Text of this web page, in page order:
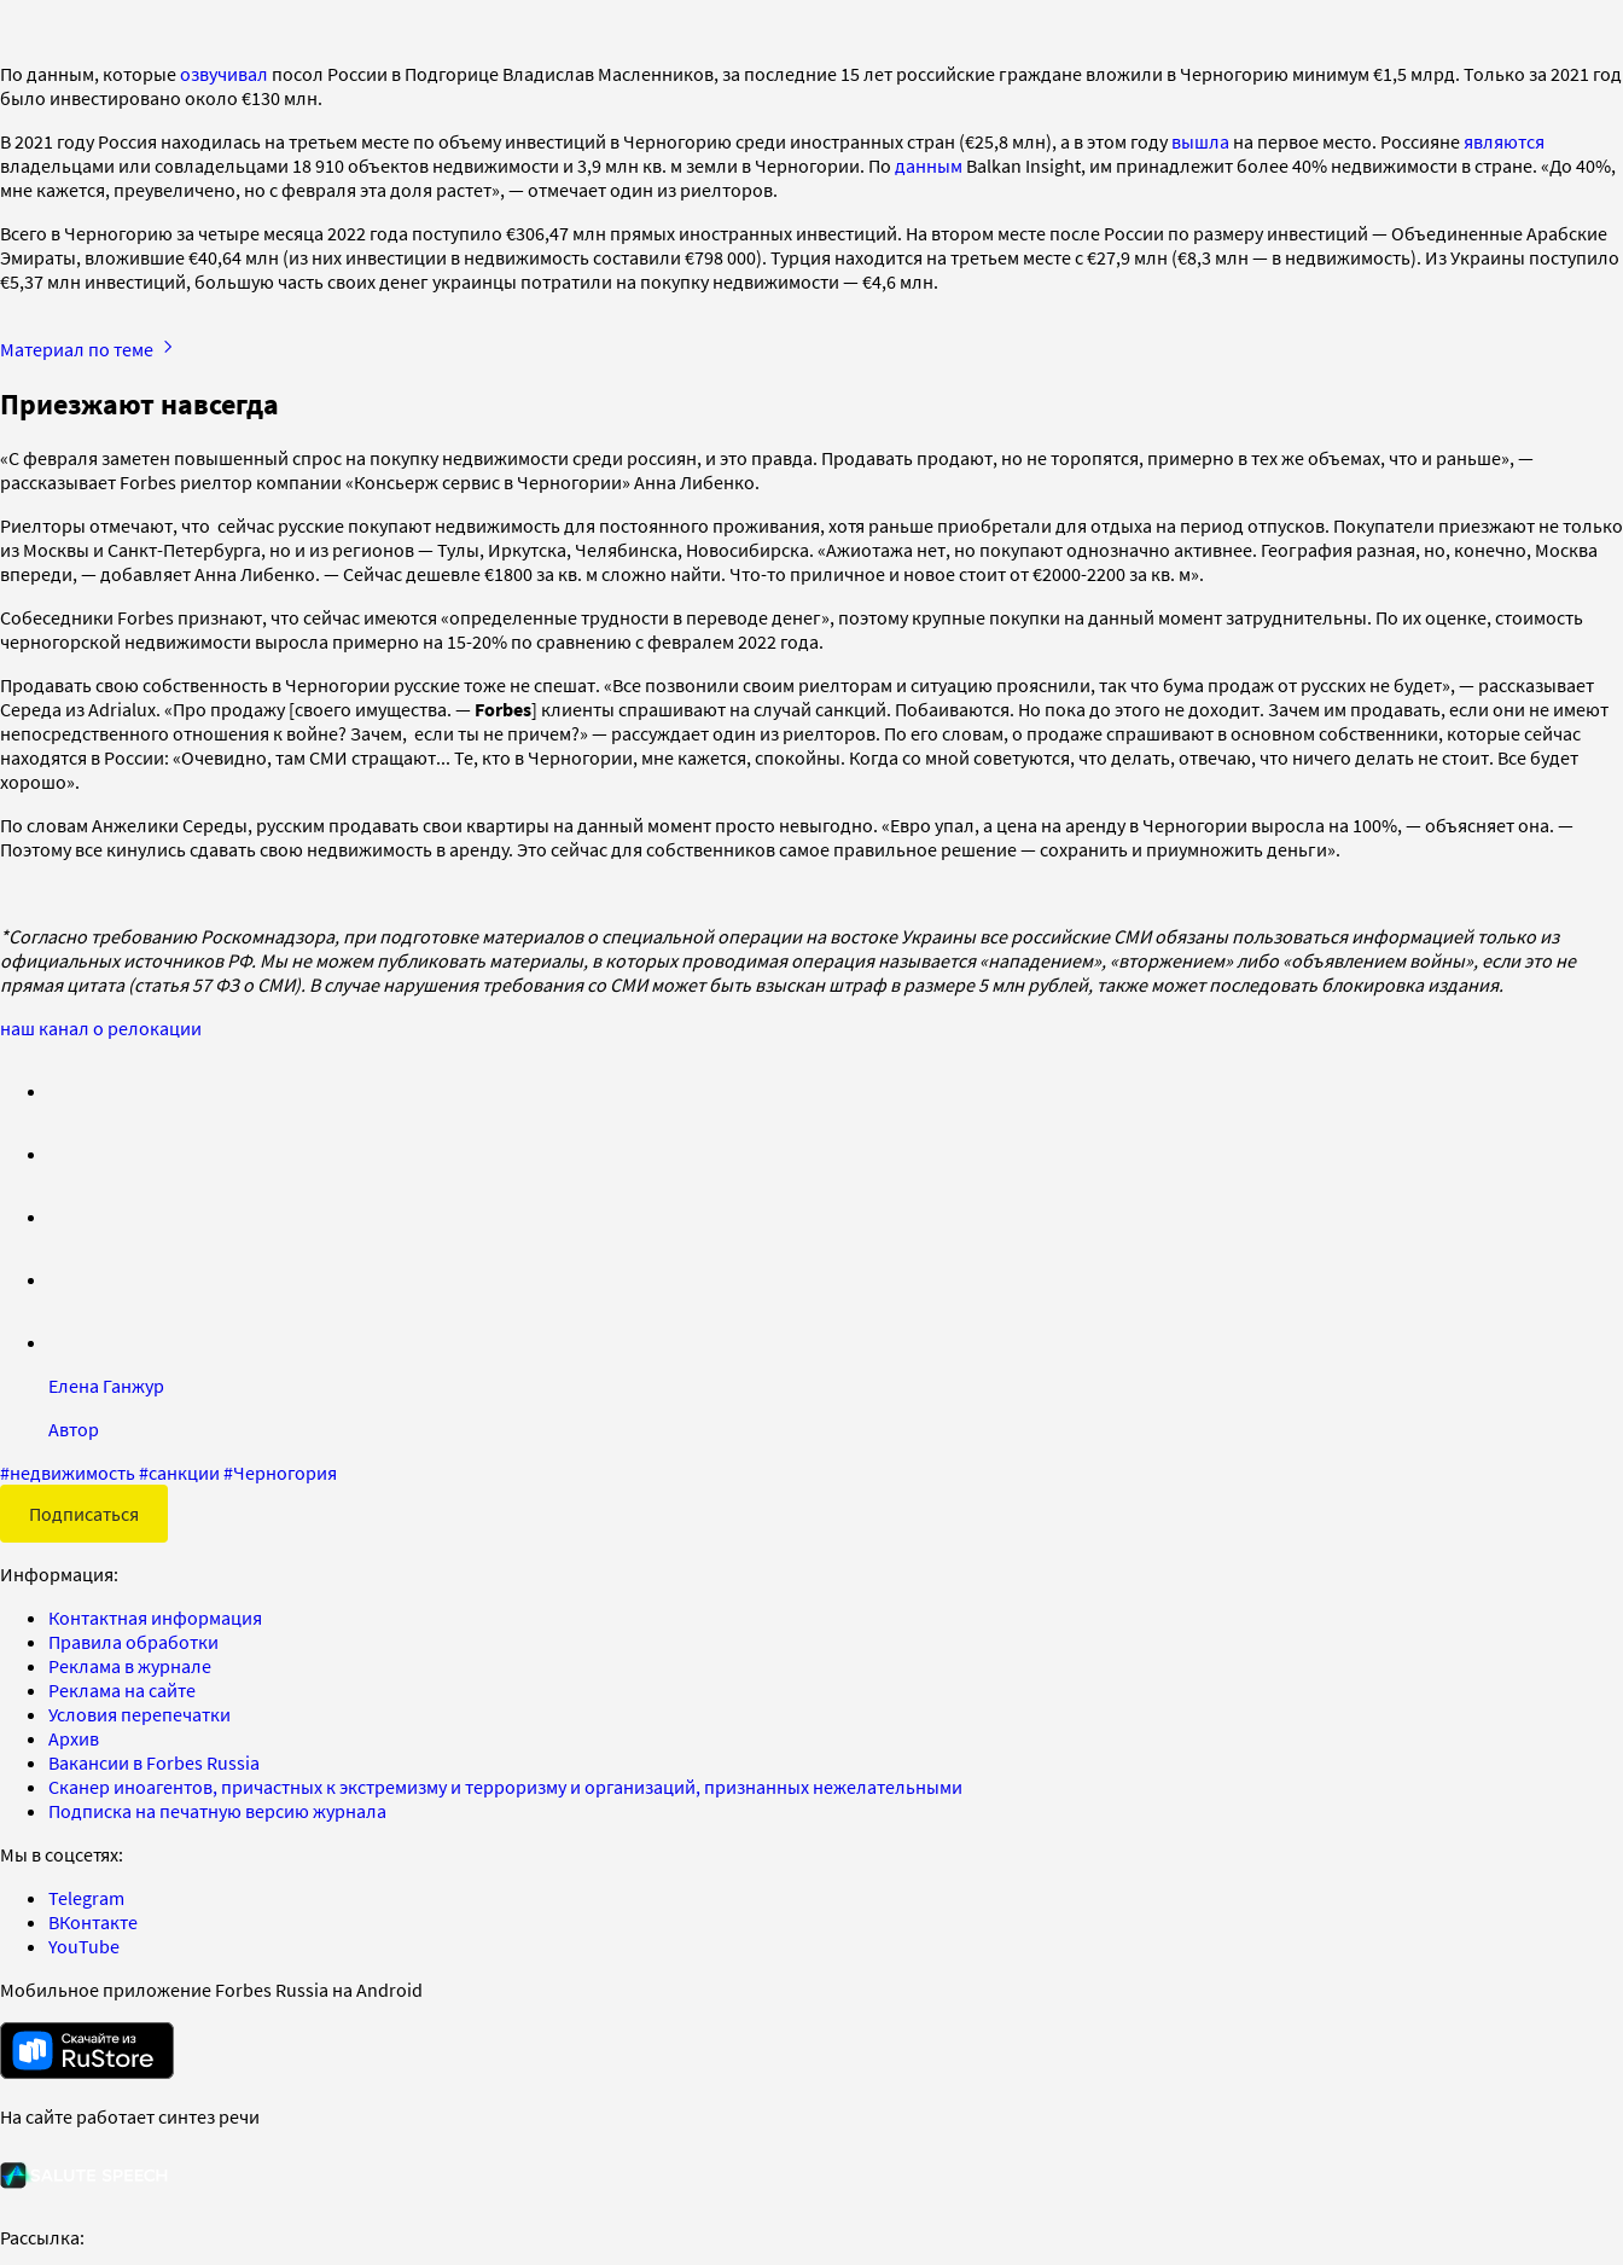
По данным, которыеозвучивал посол России в Подгорице Владислав Масленников, за последние 15 лет российские граждане вложили в Черногорию минимум €1,5 млрд. Только за 2021 год
было инвестировано около €130 млн.
В 2021 году Россия находилась на третьем месте по объему инвестиций в Черногорию среди иностранных стран (€25,8 млн), а в этом годувышла на первое место. Россияне являются
владельцами или совладельцами 18 910 объектов недвижимости и 3,9 млн кв. м земли в Черногории. По данным Balkan Insight, им принадлежит более 40% недвижимости в стране. «До 40%,
мне кажется, преувеличено, но с февраля эта доля растет», — отмечает один из риелторов.
Всего в Черногорию за четыре месяца 2022 года поступило €306,47 млн прямых иностранных инвестиций. На втором месте после России по размеру инвестиций — Объединенные Арабские
Эмираты, вложившие €40,64 млн (из них инвестиции в недвижимость составили €798 000). Турция находится на третьем месте с €27,9 млн (€8,3 млн — в недвижимость). Из Украины поступило
€5,37 млн инвестиций, большую часть своих денег украинцы потратили на покупку недвижимости — €4,6 млн.
Материал по теме
Приезжают навсегда
«С февраля заметен повышенный спрос на покупку недвижимости среди россиян, и это правда. Продавать продают, но не торопятся, примерно в тех же объемах, что и раньше», —
рассказывает Forbes риелтор компании «Консьерж сервис в Черногории» Анна Либенко.
Риелторы отмечают, что сейчас русские покупают недвижимость для постоянного проживания, хотя раньше приобретали для отдыха на период отпусков. Покупатели приезжают не только
из Москвы и Санкт-Петербурга, но и из регионов — Тулы, Иркутска, Челябинска, Новосибирска. «Ажиотажа нет, но покупают однозначно активнее. География разная, но, конечно, Москва
впереди, — добавляет Анна Либенко. — Сейчас дешевле €1800 за кв. м сложно найти. Что-то приличное и новое стоит от €2000-2200 за кв. м».
Собеседники Forbes признают, что сейчас имеются «определенные трудности в переводе денег», поэтому крупные покупки на данный момент затруднительны. По их оценке, стоимость
черногорской недвижимости выросла примерно на 15-20% по сравнению с февралем 2022 года.
Продавать свою собственность в Черногории русские тоже не спешат. «Все позвонили своим риелторам и ситуацию прояснили, так что бума продаж от русских не будет», — рассказывает
Середа из Adrialux. «Про продажу [своего имущества. — Forbes] клиенты спрашивают на случай санкций. Побаиваются. Но пока до этого не доходит. Зачем им продавать, если они не имеют
непосредственного отношения к войне? Зачем, если ты не причем?» — рассуждает один из риелторов. По его словам, о продаже спрашивают в основном собственники, которые сейчас
находятся в России: «Очевидно, там СМИ стращают... Те, кто в Черногории, мне кажется, спокойны. Когда со мной советуются, что делать, отвечаю, что ничего делать не стоит. Все будет
хорошо».
По словам Анжелики Середы, русским продавать свои квартиры на данный момент просто невыгодно. «Евро упал, а цена на аренду в Черногории выросла на 100%, — объясняет она. —
Поэтому все кинулись сдавать свою недвижимость в аренду. Это сейчас для собственников самое правильное решение — сохранить и приумножить деньги».
*Согласно требованию Роскомнадзора, при подготовке материалов о специальной операции на востоке Украины все российские СМИ обязаны пользоваться информацией только из
официальных источников РФ. Мы не можем публиковать материалы, в которых проводимая операция называется «нападением», «вторжением» либо «объявлением войны», если это не
прямая цитата (статья 57 ФЗ о СМИ). В случае нарушения требования со СМИ может быть взыскан штраф в размере 5 млн рублей, также может последовать блокировка издания.
наш канал о релокации
Елена Ганжур
Автор
#недвижимость#санкции #Черногория
Подписаться
Информация:
Контактная информация
Правила обработки
Реклама в журнале
Реклама на сайте
Условия перепечатки
Архив
Вакансии в Forbes Russia
Сканер иноагентов, причастных к экстремизму и терроризму и организаций, признанных нежелательными
Подписка на печатную версию журнала
Мы в соцсетях:
Telegram
ВКонтакте
YouTube
Мобильное приложение Forbes Russia на Android
На сайте работает синтез речи
Рассылка: